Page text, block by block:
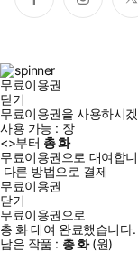
페
이
인
스
트
위
무료이용권
닫기
무료이용권을 사용하시
사용 가능 : 장
<>부터 총화
무료이용권으로 대여합
다른 방법으로 결제
무료이용권
닫기
무료이용권으로
총 화대여 완료했습니다.
남은 작품 : 총화(원)